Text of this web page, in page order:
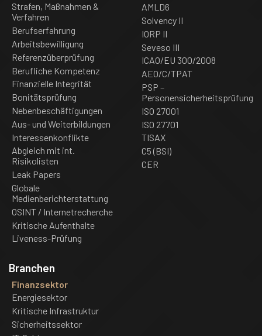
Strafen, Maßnahmen &
Verfahren
Berufserfahrung
Arbeitsbewilligung
Referenzüberprüfung
Berufliche Kompetenz
Finanzielle Integrität
Bonitätsprüfung
Nebenbeschäftigungen
Aus- und Weiterbildungen
Interessenkonflikte
Abgleich mit int.
Risikolisten
Leak Papers
Globale
Medienberichterstattung
OSINT / Internetrecherche
Kritische Aufenthalte
Liveness-Prüfung
AMLD6
Solvency II
IORP II
Seveso III
ICAO/EU 300/2008
AEO/C/TPAT
PSP –
Personensicherheitsprüfung
ISO 27001
ISO 27701
TISAX
C5 (BSI)
CER
Branchen
Finanzsektor
Energiesektor
Kritische Infrastruktur
Sicherheitssektor